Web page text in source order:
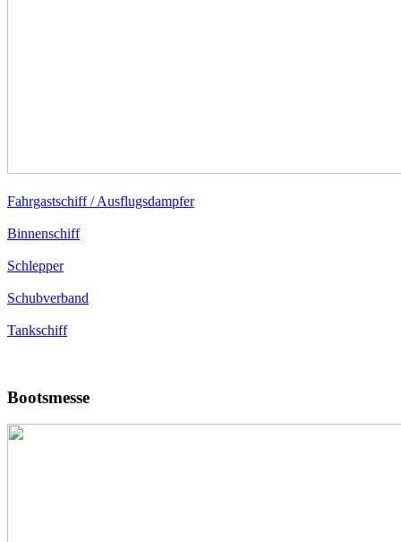
Fahrgastschiff / Ausflugsdampfer
Binnenschiff
Schlepper
Schubverband
Tankschiff
Bootsmesse